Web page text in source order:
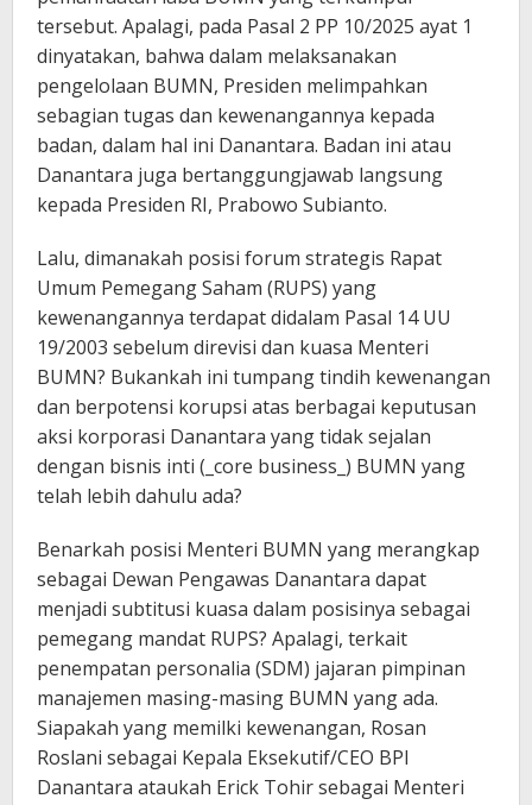
tersebut. Apalagi, pada Pasal 2 PP 10/2025 ayat 1
dinyatakan, bahwa dalam melaksanakan
pengelolaan BUMN, Presiden melimpahkan
sebagian tugas dan kewenangannya kepada
badan, dalam hal ini Danantara. Badan ini atau
Danantara juga bertanggungjawab langsung
kepada Presiden RI, Prabowo Subianto.
Lalu, dimanakah posisi forum strategis Rapat
Umum Pemegang Saham (RUPS) yang
kewenangannya terdapat didalam Pasal 14 UU
19/2003 sebelum direvisi dan kuasa Menteri
BUMN? Bukankah ini tumpang tindih kewenangan
dan berpotensi korupsi atas berbagai keputusan
aksi korporasi Danantara yang tidak sejalan
dengan bisnis inti (_core business_) BUMN yang
telah lebih dahulu ada?
Benarkah posisi Menteri BUMN yang merangkap
sebagai Dewan Pengawas Danantara dapat
menjadi subtitusi kuasa dalam posisinya sebagai
pemegang mandat RUPS? Apalagi, terkait
penempatan personalia (SDM) jajaran pimpinan
manajemen masing-masing BUMN yang ada.
Siapakah yang memilki kewenangan, Rosan
Roslani sebagai Kepala Eksekutif/CEO BPI
Danantara ataukah Erick Tohir sebagai Menteri